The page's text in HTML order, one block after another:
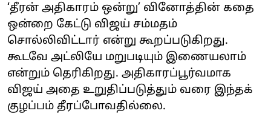
‘தீரன் அதிகாரம் ஒன்று’ வினோத்தின் கதை
ஒன்றை கேட்டு விஜய் சம்மதம்
சொல்லிவிட்டார் என்று கூறப்படுகிறது.
கூடவே அட்லியே மறுபடியும் இணையலாம்
என்றும் தெரிகிறது. அதிகாரப்பூர்வமாக
விஜய் அதை உறுதிப்படுத்தும் வரை இந்தக்
குழப்பம் தீரப்போவதில்லை.